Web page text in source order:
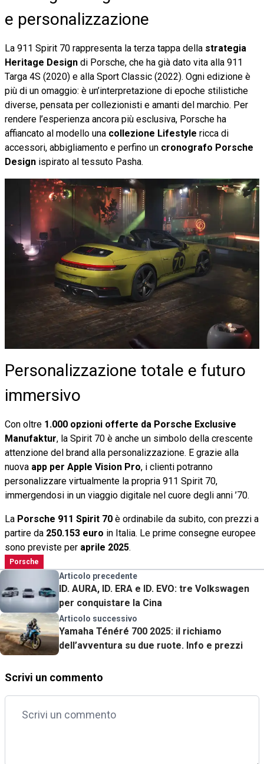
e personalizzazione
La 911 Spirit 70 rappresenta la terza tappa della strategia
Heritage Design di Porsche, che ha già dato vita alla 911
Targa 4S (2020) e alla Sport Classic (2022). Ogni edizione è
più di un omaggio: è un’interpretazione di epoche stilistiche
diverse, pensata per collezionisti e amanti del marchio. Per
rendere l’esperienza ancora più esclusiva, Porsche ha
affiancato al modello una collezione Lifestyle ricca di
accessori, abbigliamento e perfino un cronografo Porsche
Design ispirato al tessuto Pasha.
Personalizzazione totale e futuro
immersivo
Con oltre 1.000 opzioni offerte da Porsche Exclusive
Manufaktur, la Spirit 70 è anche un simbolo della crescente
attenzione del brand alla personalizzazione. E grazie alla
nuova app per Apple Vision Pro, i clienti potranno
personalizzare virtualmente la propria 911 Spirit 70,
immergendosi in un viaggio digitale nel cuore degli anni ’70.
La Porsche 911 Spirit 70 è ordinabile da subito, con prezzi a
partire da 250.153 euro in Italia. Le prime consegne europee
sono previste per aprile 2025.
Porsche
Articolo precedente
ID. AURA, ID. ERA e ID. EVO: tre Volkswagen
per conquistare la Cina
Articolo successivo
Yamaha Ténéré 700 2025: il richiamo
dell’avventura su due ruote. Info e prezzi
Scrivi un commento